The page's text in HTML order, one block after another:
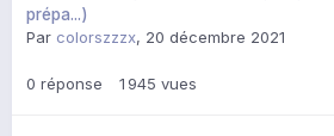
prépa...)
Par colorszzzx, 20 décembre 2021
0 réponse 1 945 vues